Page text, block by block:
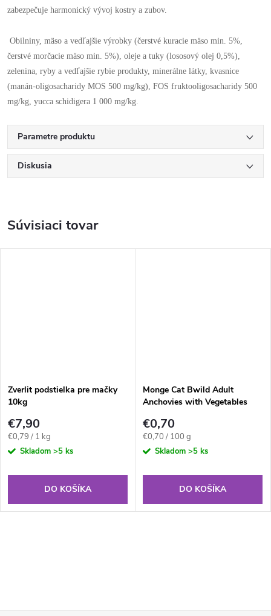
zabezpečuje harmonický vývoj kostry a zubov.
Obilniny, mäso a vedľajšie výrobky (čerstvé kuracie mäso min. 5%,
čerstvé morčacie mäso min. 5%), oleje a tuky (lososový olej 0,5%),
zelenina, ryby a vedľajšie rybie produkty, minerálne látky, kvasnice
(manán-oligosacharidy MOS 500 mg/kg), FOS fruktooligosacharidy 500
mg/kg, yucca schidigera 1 000 mg/kg.
Parametre produktu
Diskusia
Súvisiaci tovar
Zverlit podstielka pre mačky
10kg
€7,90
Jednotková
cena:
€0,79 / 1 kg
Skladom >5 ks
DO KOŠÍKA
Monge Cat Bwild Adult
Anchovies with Vegetables
€0,70
Jednotková
cena:
€0,70 / 100 g
Skladom >5 ks
DO KOŠÍKA